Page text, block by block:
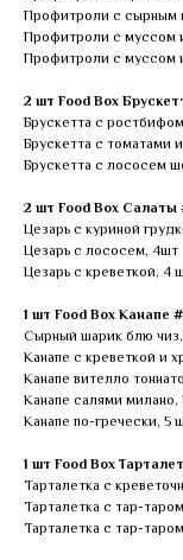
Профитроли с сырным
Профитроли с муссом
Профитроли с муссом
2 шт Food Box
Брускетта с
Брускетта с томатами
Брускетта с лососем
2 шт Food Box Салаты
Цезарь с куриной
Цезарь с лососем, 4шт
Цезарь с креветкой, 4
1 шт Food Box Канапе
Сырный шарик блю
Канапе с креветкой и
Канапе вителло
Канапе салями милано,
Канапе по-гречески, 5
1 шт Food Box
Тарталетка с
Тарталетка с тар-
Тарталетка с тар-